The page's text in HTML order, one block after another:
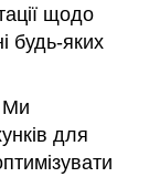
щодо
будь-яких
Ми
для